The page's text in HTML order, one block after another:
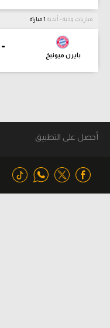
مباريات ودية - أندية
-
بايرن ميونيخ
أحصل على التطبيق